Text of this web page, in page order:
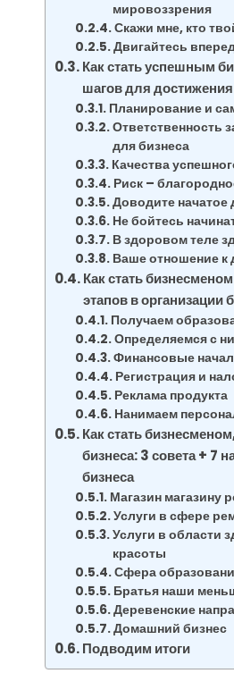
мировоззрения
Скажи мне, кто
Двигайтесь
Как стать успешным
шагов для
Планирование и
Ответственность
для бизнеса
Качества
Риск –
Доводите начатое
Не бойтесь
В здоровом теле
Ваше отношение к
Как стать
этапов в организации
Получаем
Определяемся с
Финансовые
Регистрация и
Реклама продукта
Нанимаем
Как стать
бизнеса: 3 совета + 7
бизнеса
Магазин магазину
Услуги в сфере
Услуги в области
красоты
Сфера
Братья наши
Деревенские
Домашний бизнес
Подводим итоги